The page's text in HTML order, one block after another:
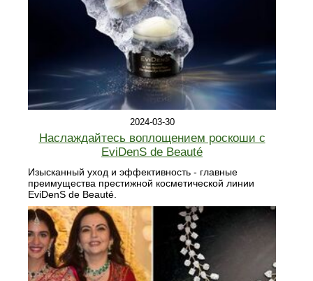
2024-03-30
Наслаждайтесь воплощением роскоши с
EviDenS de Beauté
Изысканный уход и эффективность - главные
преимущества престижной косметической линии
EviDenS de Beauté.